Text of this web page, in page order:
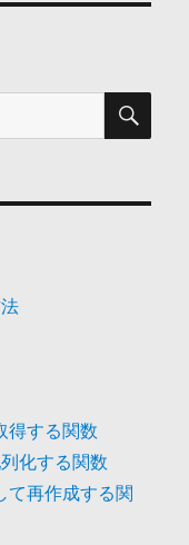
検
得する関数
化する関数
て再作成する関